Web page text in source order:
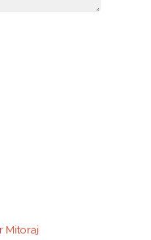
Mitoraj